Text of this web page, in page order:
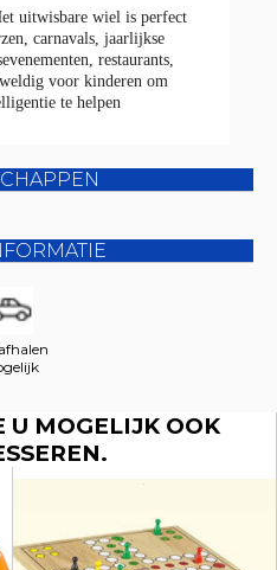
uitwisbare wiel is perfect
carnavals, jaarlijkse
restaurants,
voor kinderen om
te helpen
U MOGELIJK OOK